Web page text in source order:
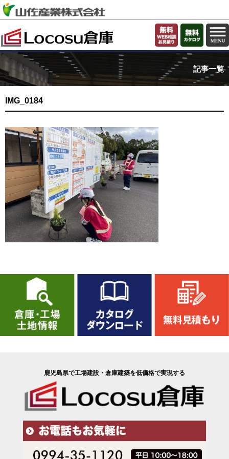
記事一覧
IMG_0184
鹿児島県で工場建設・倉庫建築を低価格で実現する